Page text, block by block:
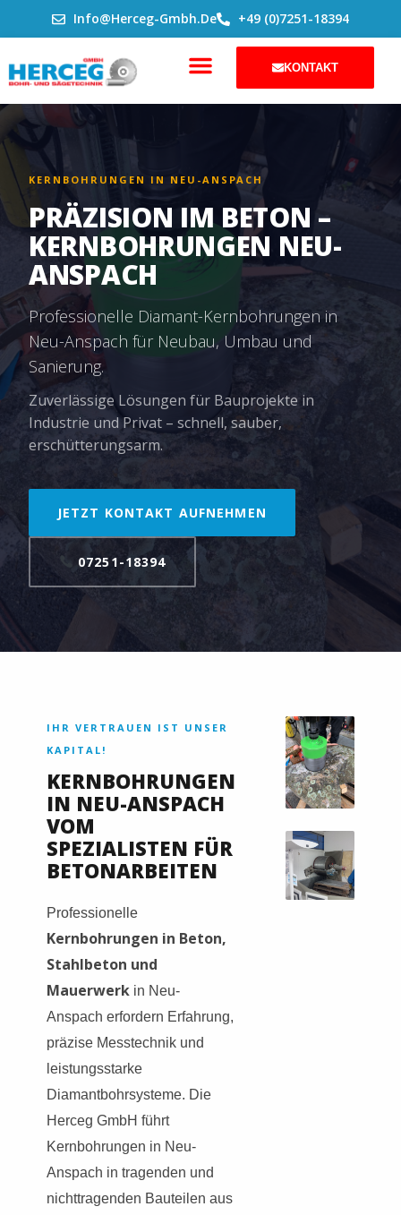
Info@herceg-Gmbh.de +49 (0)7251-18394
KONTAKT
KERNBOHRUNGEN IN NEU-ANSPACH
PRÄZISION IM BETON –
KERNBOHRUNGEN NEU-
ANSPACH
Professionelle Diamant-Kernbohrungen in
Neu-Anspach für Neubau, Umbau und
Sanierung.
Zuverlässige Lösungen für Bauprojekte in
Industrie und Privat – schnell, sauber,
erschütterungsarm.
JETZT KONTAKT AUFNEHMEN
07251-18394
IHR VERTRAUEN IST UNSER
KAPITAL!
KERNBOHRUNGEN
IN NEU-ANSPACH
VOM
SPEZIALISTEN FÜR
BETONARBEITEN
Professionelle
Kernbohrungen in Beton,
Stahlbeton und
Mauerwerk in Neu-
Anspach erfordern Erfahrung,
präzise Messtechnik und
leistungsstarke
Diamantbohrsysteme. Die
Herceg GmbH führt
Kernbohrungen in Neu-
Anspach in tragenden und
nichttragenden Bauteilen aus